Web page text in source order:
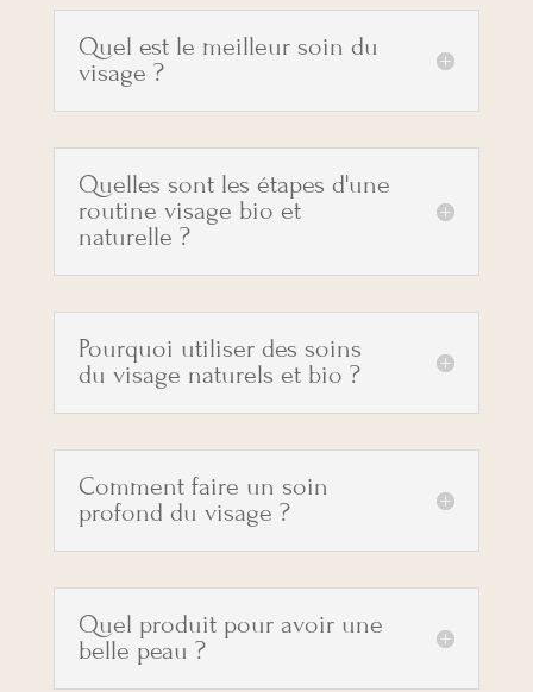
Quel est le meilleur soin du
visage ?
Quelles sont les étapes d'une
routine visage bio et
naturelle ?
Pourquoi utiliser des soins
du visage naturels et bio ?
Comment faire un soin
profond du visage ?
Quel produit pour avoir une
belle peau ?